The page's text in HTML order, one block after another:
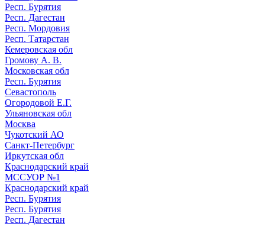
Респ. Бурятия
Респ. Дагестан
Респ. Мордовия
Респ. Татарстан
Кемеровская обл
Громову А. В.
Московская обл
Респ. Бурятия
Севастополь
Огородовой Е.Г.
Ульяновская обл
Москва
Чукотский АО
Санкт-Петербург
Иркутская обл
Краснодарский край
МССУОР №1
Краснодарский край
Респ. Бурятия
Респ. Бурятия
Респ. Дагестан